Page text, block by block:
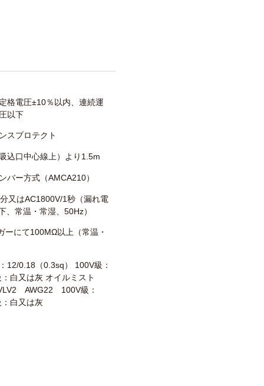
格電圧±10％以内、連続運
以下
スプロテクト
込口中心線上）より1.5m
バー方式（AMCA210）
又はAC1800V/1秒（漏れ電
、常温・常湿、50Hz）
ーにて100MΩ以上（常温・
12/0.18（0.3sq） 100V級：
白又は灰 オイルミスト
AWG22 100V級：
白又は灰